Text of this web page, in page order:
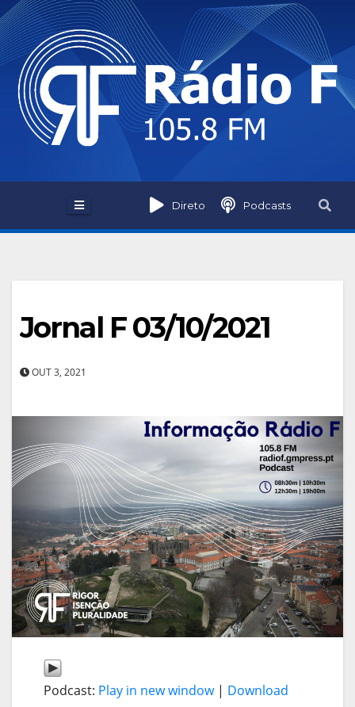
Skip
to
content
Direto Podcasts
Jornal F 03/10/2021
OUT 3, 2021
Podcast: Play in new window| Download